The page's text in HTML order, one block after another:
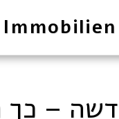
– כך